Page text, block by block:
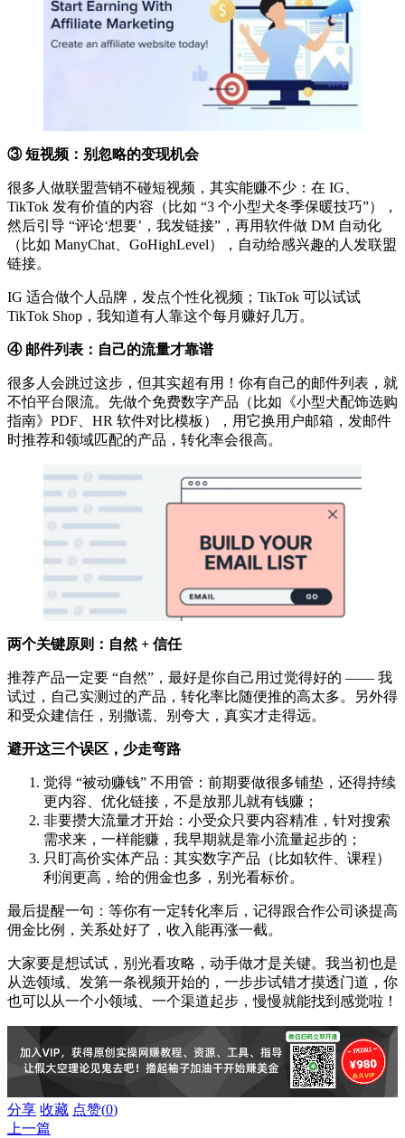
③ 短视频：别忽略的变现机会
很多人做联盟营销不碰短视频，其实能赚不少：在 IG、
TikTok 发有价值的内容（比如 “3 个小型犬冬季保暖技巧”），
然后引导 “评论‘想要’，我发链接”，再用软件做 DM 自动化
（比如 ManyChat、GoHighLevel），自动给感兴趣的人发联盟
链接。
IG 适合做个人品牌，发点个性化视频；TikTok 可以试试
TikTok Shop，我知道有人靠这个每月赚好几万。
④ 邮件列表：自己的流量才靠谱
很多人会跳过这步，但其实超有用！你有自己的邮件列表，就
不怕平台限流。先做个免费数字产品（比如《小型犬配饰选购
指南》PDF、HR 软件对比模板），用它换用户邮箱，发邮件
时推荐和领域匹配的产品，转化率会很高。
两个关键原则：自然 + 信任
推荐产品一定要 “自然”，最好是你自己用过觉得好的 —— 我
试过，自己实测过的产品，转化率比随便推的高太多。另外得
和受众建信任，别撒谎、别夸大，真实才走得远。
避开这三个误区，少走弯路
觉得 “被动赚钱” 不用管：前期要做很多铺垫，还得持续
更内容、优化链接，不是放那儿就有钱赚；
非要攒大流量才开始：小受众只要内容精准，针对搜索
需求来，一样能赚，我早期就是靠小流量起步的；
只盯高价实体产品：其实数字产品（比如软件、课程）
利润更高，给的佣金也多，别光看标价。
最后提醒一句：等你有一定转化率后，记得跟合作公司谈提高
佣金比例，关系处好了，收入能再涨一截。
大家要是想试试，别光看攻略，动手做才是关键。我当初也是
从选领域、发第一条视频开始的，一步步试错才摸透门道，你
也可以从一个小领域、一个渠道起步，慢慢就能找到感觉啦！
分享 收藏 点赞(0)
上一篇